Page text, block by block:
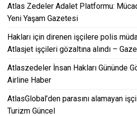
Atlas Zedeler Adalet Platformu:
Yeni Yaşam Gazetesi
Hakları için direnen işçilere polis
Atlasjet işçileri gözaltına alındı –
Atlaszedeler İnsan Hakları Gününde
Airline Haber
AtlasGlobal’den parasını alamayan
Turizm Güncel